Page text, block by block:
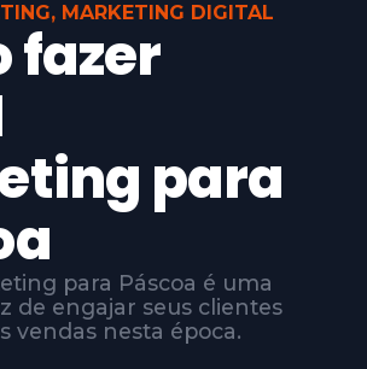
, MARKETING DIGITAL
fazer
para
para Páscoa é uma
de engajar seus clientes
vendas nesta época.